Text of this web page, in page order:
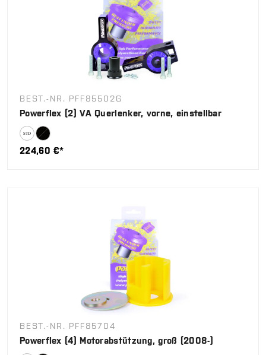
BEST.-NR. PFF85502G
Powerflex (2) VA Querlenker, vorne, einstellbar
224,60 €*
BEST.-NR. PFF85704
Powerflex (4) Motorabstützung, groß (2008-)